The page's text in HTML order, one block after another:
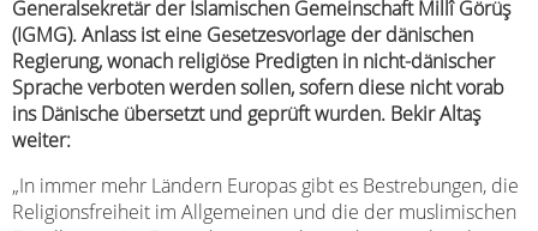
Generalsekretär der Islamischen Gemeinschaft Millî Görüş
(IGMG). Anlass ist eine Gesetzesvorlage der dänischen
Regierung, wonach religiöse Predigten in nicht-dänischer
Sprache verboten werden sollen, sofern diese nicht vorab
ins Dänische übersetzt und geprüft wurden. Bekir Altaş
weiter:
„In immer mehr Ländern Europas gibt es Bestrebungen, die
Religionsfreiheit im Allgemeinen und die der muslimischen